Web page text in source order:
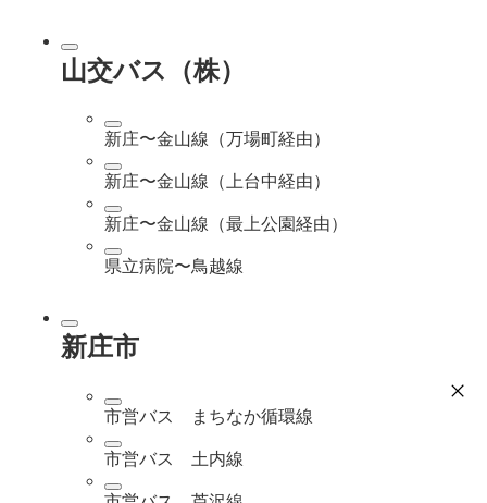
山交バス（株）
新庄〜金山線（万場町経由）
新庄〜金山線（上台中経由）
新庄〜金山線（最上公園経由）
県立病院〜鳥越線
新庄市
市営バス まちなか循環線
市営バス 土内線